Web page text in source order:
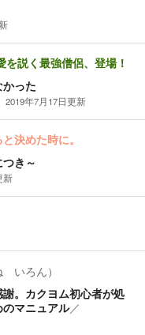
説く最強僧侶、登場！
った
2019年7月17日更新
決めた時に。
き～
新
ろん）
。カクヨム初心者が処
マニュアル／